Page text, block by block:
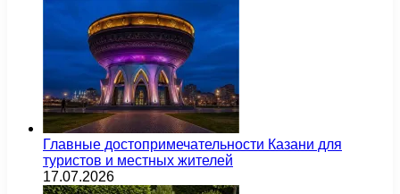
Главные достопримечательности Казани для
туристов и местных жителей
17.07.2026